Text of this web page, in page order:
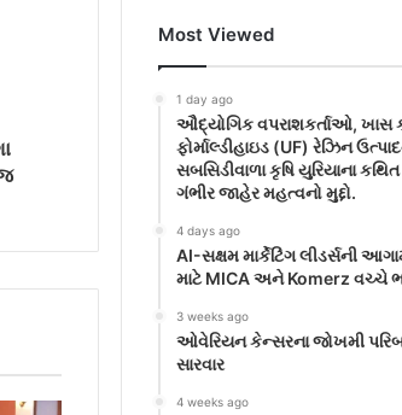
Most Viewed
1 day ago
ઔદ્યોગિક વપરાશકર્તાઓ, ખાસ
ફોર્માલ્ડીહાઇડ (UF) રેઝિન
સબસિડીવાળા કૃષિ યુરિયાના
ગંભીર જાહેર મહત્વનો મુદ્દો.
4 days ago
AI-સક્ષમ માર્કેટિંગ લીડર્સની
માટે MICA અને Komerz વચ્ચે
3 weeks ago
ઓવેરિયન કેન્સરના જોખમી
સારવાર
4 weeks ago